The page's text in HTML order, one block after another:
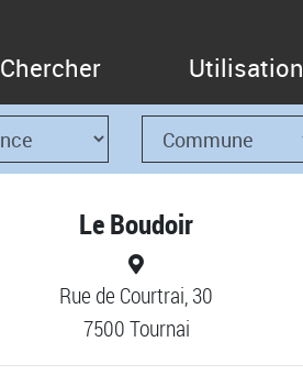
Chercher Utilisation
Le Boudoir
Rue de Courtrai, 30
7500 Tournai